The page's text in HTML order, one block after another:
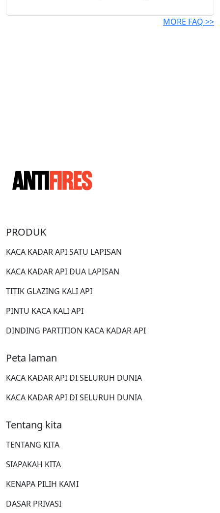
MORE FAQ >>
PRODUK
KACA KADAR API SATU LAPISAN
KACA KADAR API DUA LAPISAN
TITIK GLAZING KALI API
PINTU KACA KALI API
DINDING PARTITION KACA KADAR API
Peta laman
KACA KADAR API DI SELURUH DUNIA
KACA KADAR API DI SELURUH DUNIA
Tentang kita
TENTANG KITA
SIAPAKAH KITA
KENAPA PILIH KAMI
DASAR PRIVASI